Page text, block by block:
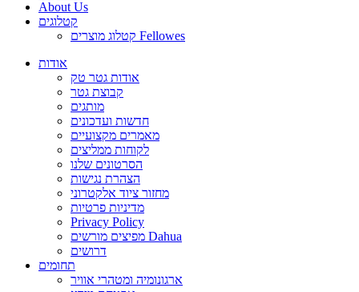
About Us
קטלוגים
קטלוג מוצרים Fellowes
אודות
אודות גטר טק
קבוצת גטר
מותגים
חדשות ועדכונים
מאמרים מקצועיים
לקוחות ממליצים
הסרטונים שלנו
הצהרת נגישות
מחזור ציוד אלקטרוני
מדיניות פרטיות
Privacy Policy
מפיצים מורשים Dahua
דרושים
תחומים
ארגונומיה ומטהרי אוויר